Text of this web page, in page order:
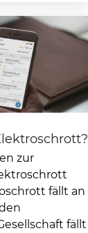
zur
fällt an
fällt